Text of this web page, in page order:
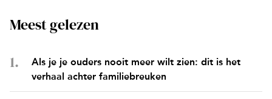
Meest gelezen
Als je je ouders nooit meer wilt zien: dit is het
verhaal achter familiebreuken